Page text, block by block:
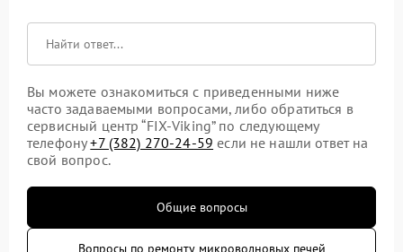
Вы можете ознакомиться с приведенными ниже
часто задаваемыми вопросами, либо обратиться в
сервисный центр “FIX-Viking” по следующему
телефону+7 (382) 270-24-59 если не нашли ответ на
свой вопрос.
Общие вопросы
Вопросы по ремонту микроволновых печей